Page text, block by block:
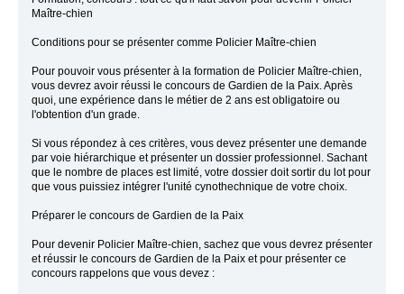
Maître-chien
Conditions pour se présenter comme Policier Maître-chien
Pour pouvoir vous présenter à la formation de Policier Maître-chien,
vous devrez avoir réussi le concours de Gardien de la Paix. Après
quoi, une expérience dans le métier de 2 ans est obligatoire ou
l'obtention d'un grade.
Si vous répondez à ces critères, vous devez présenter une demande
par voie hiérarchique et présenter un dossier professionnel. Sachant
que le nombre de places est limité, votre dossier doit sortir du lot pour
que vous puissiez intégrer l'unité cynothechnique de votre choix.
Préparer le concours de Gardien de la Paix
Pour devenir Policier Maître-chien, sachez que vous devrez présenter
et réussir le concours de Gardien de la Paix et pour présenter ce
concours rappelons que vous devez :